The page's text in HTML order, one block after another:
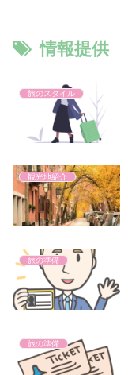
情報提供
旅のスタイル
観光地紹介
旅の準備
旅の準備